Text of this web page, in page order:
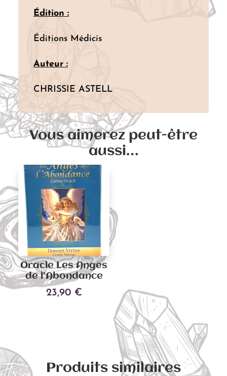
Édition :
Éditions Médicis
Auteur :
CHRISSIE ASTELL
Vous aimerez peut-être
aussi…
Oracle Les Anges
de l’Abondance
23,90 €
Produits similaires